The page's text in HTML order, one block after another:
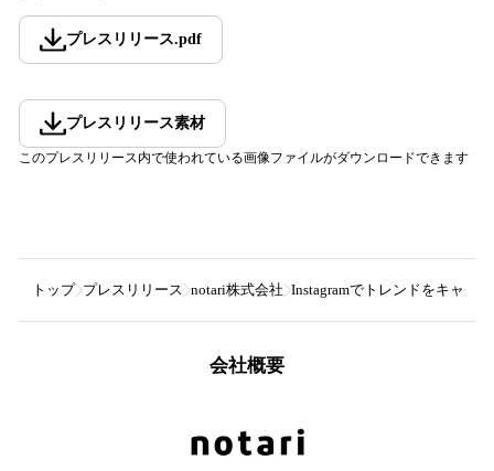
プレスリリース.pdf
プレスリリース素材
このプレスリリース内で使われている画像ファイルがダウンロードできます
トップ プレスリリース notari株式会社 Instagramでトレンドをキャッ
会社概要